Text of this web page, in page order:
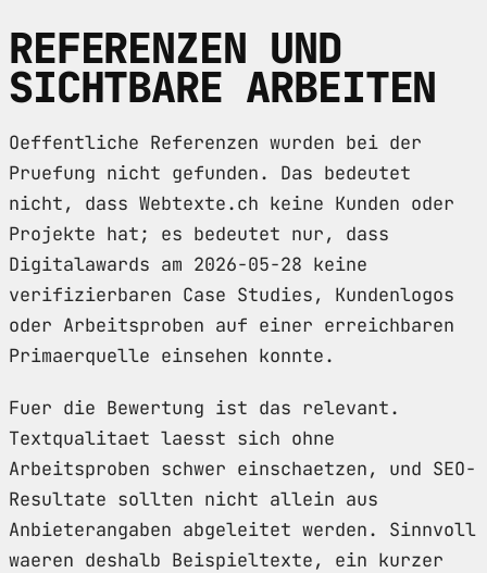
REFERENZEN UND
SICHTBARE ARBEITEN
Oeffentliche Referenzen wurden bei der
Pruefung nicht gefunden. Das bedeutet
nicht, dass Webtexte.ch keine Kunden oder
Projekte hat; es bedeutet nur, dass
Digitalawards am 2026-05-28 keine
verifizierbaren Case Studies, Kundenlogos
oder Arbeitsproben auf einer erreichbaren
Primaerquelle einsehen konnte.
Fuer die Bewertung ist das relevant.
Textqualitaet laesst sich ohne
Arbeitsproben schwer einschaetzen, und SEO-
Resultate sollten nicht allein aus
Anbieterangaben abgeleitet werden. Sinnvoll
waeren deshalb Beispieltexte, ein kurzer